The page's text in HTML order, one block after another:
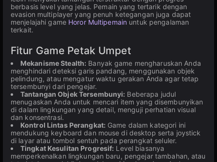
berbasis level yang jelas. Pemain yang tertarik dengan
evasion multiplayer yang penuh ketegangan juga dapat
menjelajahi game Horor Multipemain untuk pengalaman
terkait.
Fitur Game Petak Umpet
Mekanisme Stealth: Banyak game mengharuskan Anda
menghindari deteksi garis pandang, menggunakan objek
pelindung, atau mengatur waktu gerakan Anda agar tetap
tersembunyi dari pengejar.
Tantangan Objek Tersembunyi: Beberapa judul
menugaskan Anda untuk mencari item yang disembunyikan
di dalam lingkungan yang detail, menguji perhatian visual
dan konsentrasi.
Kontrol Lintas Perangkat: Game dalam kategori ini
mendukung keyboard dan mouse di desktop serta joystick
di layar atau tombol sentuh pada perangkat seluler.
Tingkat Kesulitan Progresif: Level biasanya
memperkenalkan lingkungan baru, pengejar tambahan, atau